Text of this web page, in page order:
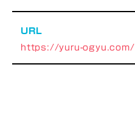
URL
https://yuru-ogyu.com/